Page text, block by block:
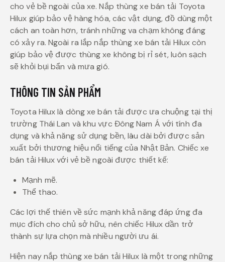
cho vẻ bề ngoài của xe. Nắp thùng xe bán tải Toyota
Hilux giúp bảo vệ hàng hóa, các vật dụng, đồ dùng một
cách an toàn hơn, tránh những va chạm không đáng
có xảy ra. Ngoài ra lắp nắp thùng xe bán tải Hilux còn
giúp bảo vệ được thùng xe không bị rỉ sét, luôn sạch
sẽ khỏi bụi bẩn và mưa gió.
THÔNG TIN SẢN PHẨM
Toyota Hilux là dòng xe bán tải được ưa chuộng tại thị
trường Thái Lan và khu vực Đông Nam Á với tính đa
dụng và khả năng sử dụng bền, lâu dài bởi được sản
xuất bởi thương hiệu nổi tiếng của Nhật Bản. Chiếc xe
bán tải Hilux với vẻ bề ngoài được thiết kế:
Mạnh mẽ.
Thể thao.
Các lợi thế thiên về sức mạnh khả năng đáp ứng đa
mục đích cho chủ sở hữu, nên chiếc Hilux dần trở
thành sự lựa chọn mà nhiều người ưu ái.
Hiện nay nắp thùng xe bán tải Hilux là một trong những